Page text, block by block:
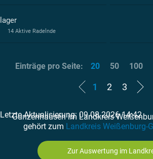
14 Aktive Radelnde
1 2 3
Letzte Aktualisierung: 09.08.2026 14:42
Einträge pro Seite: 20 50 100
Gunzenhausen im Landkreis
gehört zum Landkreis Weißenburg-
Zur Auswertung im